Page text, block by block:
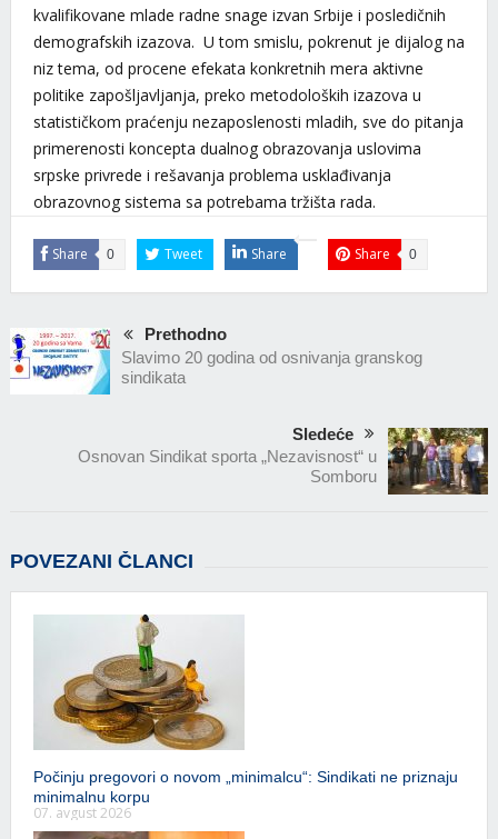
kvalifikovane mlade radne snage izvan Srbije i posledičnih
demografskih izazova. U tom smislu, pokrenut je dijalog na
niz tema, od procene efekata konkretnih mera aktivne
politike zapošljavljanja, preko metodoloških izazova u
statističkom praćenju nezaposlenosti mladih, sve do pitanja
primerenosti koncepta dualnog obrazovanja uslovima
srpske privrede i rešavanja problema usklađivanja
obrazovnog sistema sa potrebama tržišta rada.
Share 0 Tweet Share Share 0
Prethodno
Slavimo 20 godina od osnivanja granskog
sindikata
Sledeće
Osnovan Sindikat sporta „Nezavisnost“ u
Somboru
POVEZANI ČLANCI
Počinju pregovori o novom „minimalcu“: Sindikati ne priznaju
minimalnu korpu
07. avgust 2026